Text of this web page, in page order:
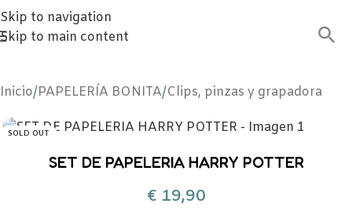
Skip to navigation
Skip to main content
Inicio/PAPELERÍA BONITA/Clips, pinzas y grapadora
SOLD OUT
SET DE PAPELERIA HARRY POTTER
€19,90